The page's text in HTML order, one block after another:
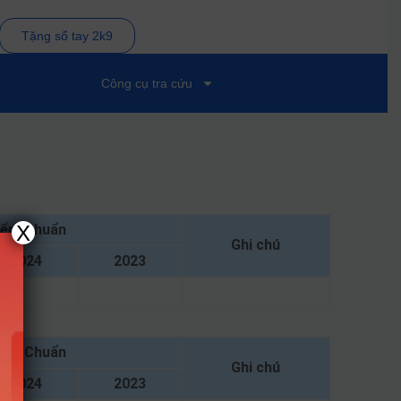
Tặng sổ tay 2k9
Công cụ tra cứu
Chuẩn
Ghi chú
2024
2023
Chuẩn
Ghi chú
2024
2023
X